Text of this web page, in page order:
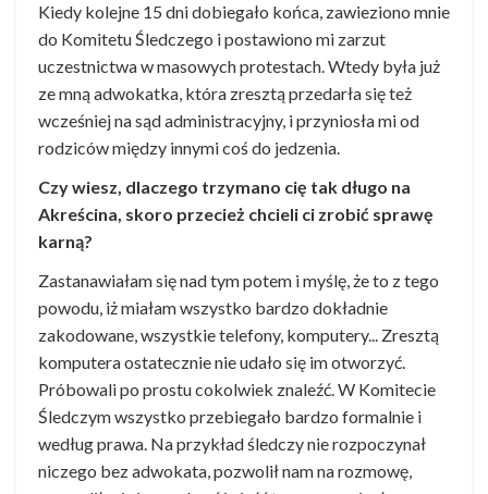
Kiedy kolejne 15 dni dobiegało końca, zawieziono mnie
do Komitetu Śledczego i postawiono mi zarzut
uczestnictwa w masowych protestach. Wtedy była już
ze mną adwokatka, która zresztą przedarła się też
wcześniej na sąd administracyjny, i przyniosła mi od
rodziców między innymi coś do jedzenia.
Czy wiesz, dlaczego trzymano cię tak długo na
Akreścina, skoro przecież chcieli ci zrobić sprawę
karną?
Zastanawiałam się nad tym potem i myślę, że to z tego
powodu, iż miałam wszystko bardzo dokładnie
zakodowane, wszystkie telefony, komputery... Zresztą
komputera ostatecznie nie udało się im otworzyć.
Próbowali po prostu cokolwiek znaleźć. W Komitecie
Śledczym wszystko przebiegało bardzo formalnie i
według prawa. Na przykład śledczy nie rozpoczynał
niczego bez adwokata, pozwolił nam na rozmowę,